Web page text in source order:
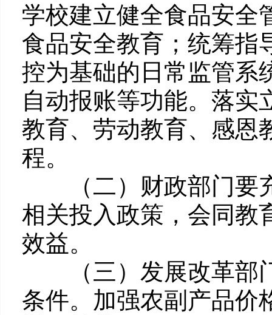
学校建立健全食品安全
食品安全教育；统筹指
控为基础的日常监管系
自动报账等功能。落实
教育、劳动教育、感恩
程。
（二）财政部门要充
相关投入政策，会同教
效益。
（三）发展改革部门
条件。加强农副产品价